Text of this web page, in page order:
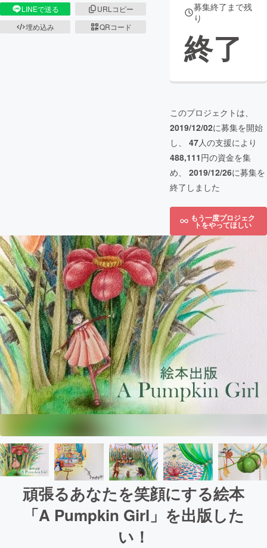
LINEで送る
URLコピー
埋め込み
QRコード
募集終了まで残
り
終了
このプロジェクトは、
2019/12/02に募集を開始
し、 47人の支援により
488,111円の資金を集
め、 2019/12/26に募集を
終了しました
もう一度プロジェク
トをやってほしい
頑張るあなたを笑顔にする絵本
「A Pumpkin Girl」を出版した
い！